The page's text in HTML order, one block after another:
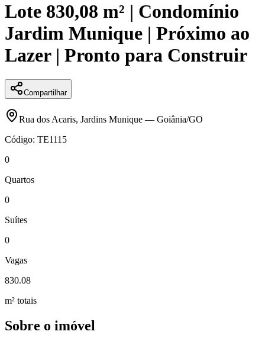
Lote 830,08 m² | Condomínio
Jardim Munique | Próximo ao
Lazer | Pronto para Construir
Compartilhar
Rua dos Acaris, Jardins Munique — Goiânia/GO
Código: TE1115
0
Quartos
0
Suítes
0
Vagas
830.08
m² totais
Sobre o imóvel